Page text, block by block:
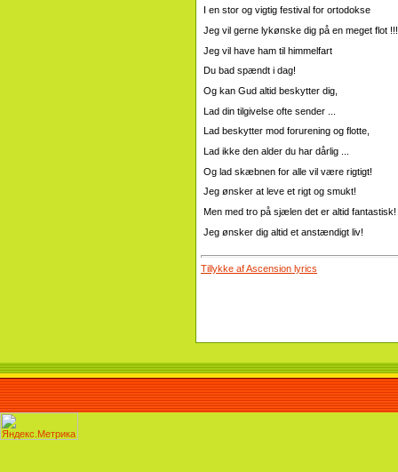
I en stor og vigtig festival for ortodokse
Jeg vil gerne lykønske dig på en meget flot !!!
Jeg vil have ham til himmelfart
Du bad spændt i dag!
Og kan Gud altid beskytter dig,
Lad din tilgivelse ofte sender ...
Lad beskytter mod forurening og flotte,
Lad ikke den alder du har dårlig ...
Og lad skæbnen for alle vil være rigtigt!
Jeg ønsker at leve et rigt og smukt!
Men med tro på sjælen det er altid fantastisk!
Jeg ønsker dig altid et anstændigt liv!
Tillykke af Ascension lyrics